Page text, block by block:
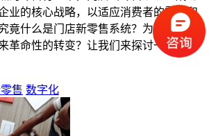
业的核心战略，以适应消费者的需求和
竟什么是门店新零售系统？为什么它能
革命性的转变？让我们来探讨一下。 什
售 数字化